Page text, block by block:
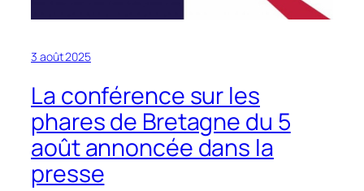
3 août 2025
La conférence sur les
phares de Bretagne du 5
août annoncée dans la
presse